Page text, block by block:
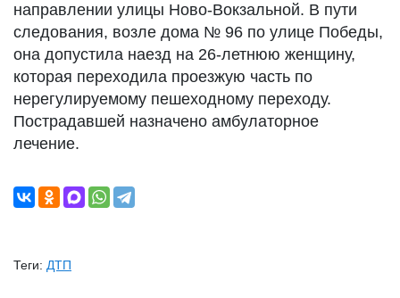
направлении улицы Ново-Вокзальной. В пути
следования, возле дома № 96 по улице Победы,
она допустила наезд на 26-летнюю женщину,
которая переходила проезжую часть по
нерегулируемому пешеходному переходу.
Пострадавшей назначено амбулаторное
лечение.
Теги: ДТП